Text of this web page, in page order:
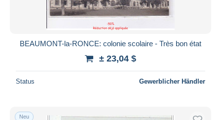
BEAUMONT-la-RONCE: colonie scolaire - Très bon état
± 23,04 $
Status Gewerblicher Händler
Neu